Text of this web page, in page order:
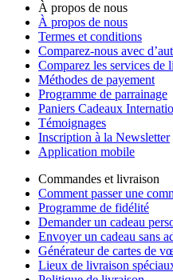
À propos de nous
À propos de nous
Termes et conditions
Comparez-nous avec
Comparez les services de
Méthodes de payement
Programme de parrainage
Paniers Cadeaux
Témoignages
Inscription à la Newsletter
Application mobile
Commandes et livraison
Comment passer une
Programme de fidélité
Demander un cadeau
Envoyer un cadeau sans
Générateur de cartes de
Lieux de livraison